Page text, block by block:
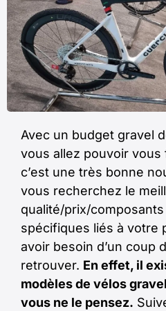
Avec un budget gravel
vous allez pouvoir vous
c’est une très bonne
vous recherchez le
qualité/prix/
spécifiques liés à votre
avoir besoin d’un coup
retrouver. En effet, il
modèles de vélos
vous ne le pensez.